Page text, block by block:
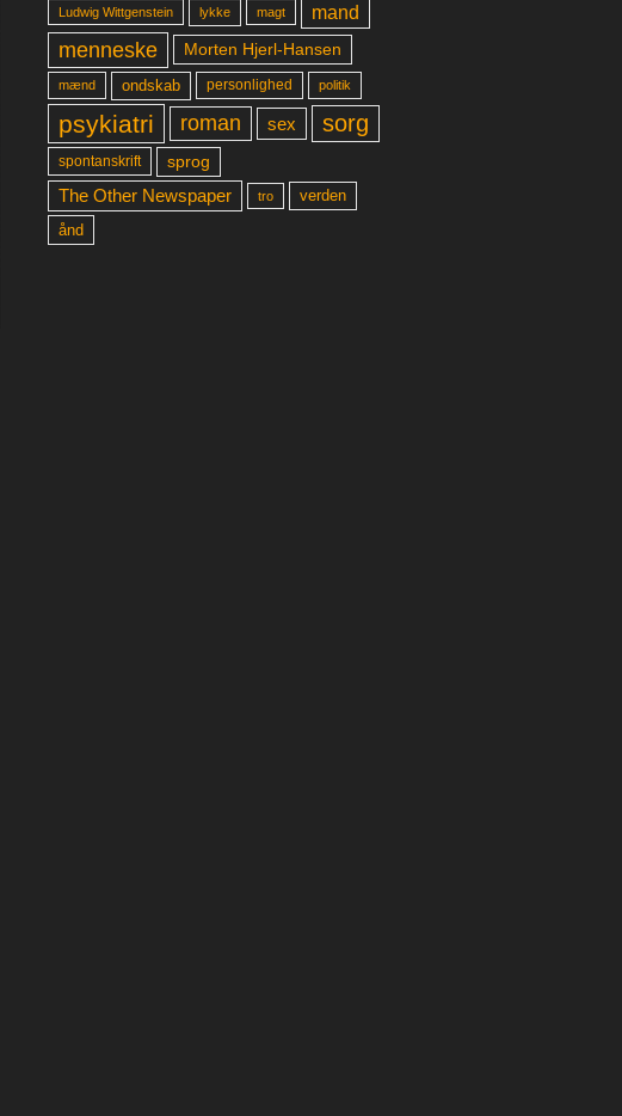
Ludwig Wittgenstein lykke magt mand
menneske Morten Hjerl-Hansen
mænd ondskab personlighed politik
psykiatri roman sex sorg
spontanskrift sprog
The Other Newspaper tro verden
ånd